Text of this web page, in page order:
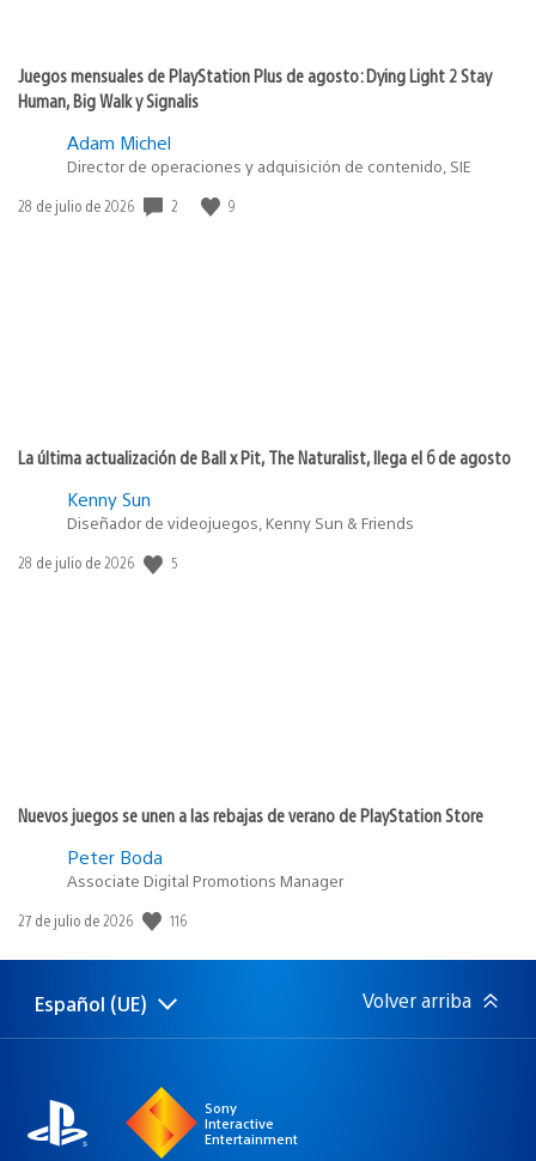
Juegos mensuales de PlayStation Plus de agosto: Dying Light 2 Stay
Human, Big Walk y Signalis
Adam Michel
Director de operaciones y adquisición de contenido, SIE
Fecha
28 de julio de 2026 2 9
La última actualización de Ball x Pit, The Naturalist, llega el 6 de agosto
Kenny Sun
Diseñador de videojuegos, Kenny Sun & Friends
Fecha
28 de julio de 2026 5
Nuevos juegos se unen a las rebajas de verano de PlayStation Store
Peter Boda
Associate Digital Promotions Manager
Fecha
publicación:
27 de julio de 2026 116
Selecciona
Región
Español (UE) Volver arriba
Sony
Interactive
Entertainment